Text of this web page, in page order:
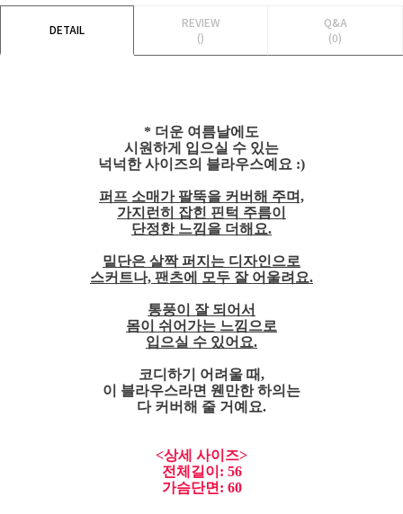
DETAIL
REVIEW
()
Q&A
(0)
* 더운 여름날에도
시원하게 입으실 수 있는
넉넉한 사이즈의 블라우스예요 :)
퍼프 소매가 팔뚝을 커버해 주며,
가지런히 잡힌 핀턱 주름이
단정한 느낌을 더해요.
밑단은 살짝 퍼지는 디자인으로
스커트나, 팬츠에 모두 잘 어울려요.
통풍이 잘 되어서
몸이 쉬어가는 느낌으로
입으실 수 있어요.
코디하기 어려울 때,
이 블라우스라면 웬만한 하의는
다 커버해 줄 거예요.
<상세 사이즈>
전체길이: 56
가슴단면: 60